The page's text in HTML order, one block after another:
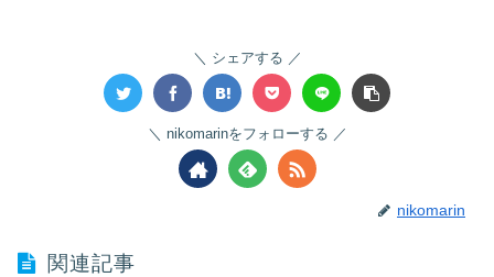
シェアする
nikomarinをフォローする
nikomarin
関連記事